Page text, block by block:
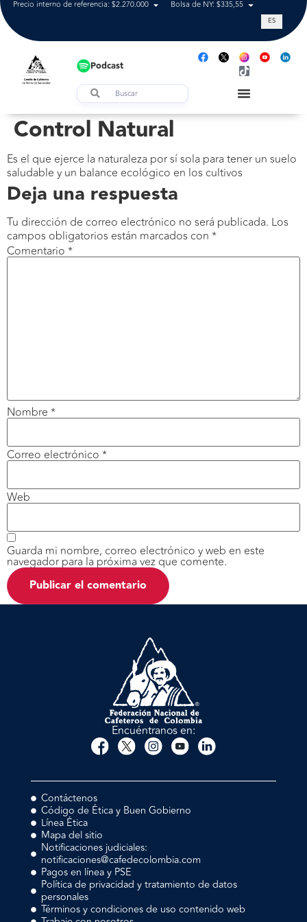
Precio interno de referencia: $2.270.000 Bolsa de NY: $335,55 Tasa de
ES
Podcast
Control Natural
Es el que ejerce la naturaleza por sí sola para tener un suelo
saludable y un balance ecológico en los cultivos
Deja una respuesta
Tu dirección de correo electrónico no será publicada. Los
campos obligatorios están marcados con *
Comentario *
Nombre *
Correo electrónico *
Web
Guarda mi nombre, correo electrónico y web en este
navegador para la próxima vez que comente.
Encuéntranos en:
Contáctenos
Código de Ética y Buen Gobierno
Línea Ética
Mapa del sitio
Notificaciones judiciales:
notificaciones@cafedecolombia.com
Pagos en línea y PSE
Política de privacidad y tratamiento de datos
personales
Términos y condiciones de uso contenido web